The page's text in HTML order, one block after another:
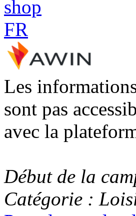
Les
sont pas
avec la
Début de la
Catégorie :